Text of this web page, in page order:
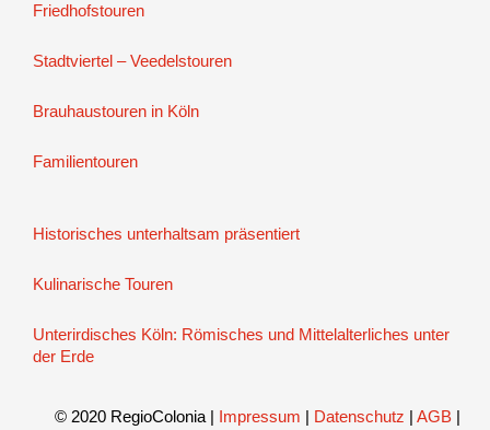
Friedhofstouren
Stadtviertel – Veedelstouren
Brauhaustouren in Köln
Familientouren
Historisches unterhaltsam präsentiert
Kulinarische Touren
Unterirdisches Köln: Römisches und Mittelalterliches unter
der Erde
© 2020 RegioColonia | Impressum | Datenschutz | AGB |